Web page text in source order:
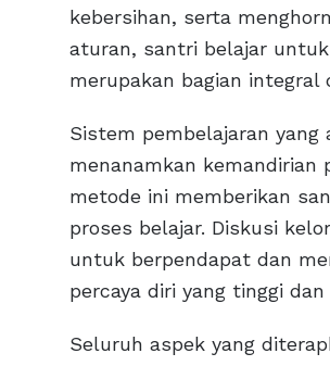
kebersihan, serta
aturan, santri belajar
merupakan bagian integral
Sistem pembelajaran
menanamkan kemandirian
metode ini memberikan
proses belajar. Diskusi
untuk berpendapat dan
percaya diri yang tinggi
Seluruh aspek yang